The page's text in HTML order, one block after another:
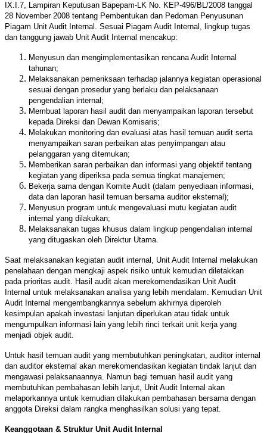
IX.I.7, Lampiran Keputusan Bapepam-LK No. KEP-496/BL/2008 tanggal
28 November 2008 tentang Pembentukan dan Pedoman Penyusunan
Piagam Unit Audit Internal. Sesuai Piagam Audit Internal, lingkup tugas
dan tanggung jawab Unit Audit Internal mencakup:
Menyusun dan mengimplementasikan rencana Audit Internal
tahunan;
Melaksanakan pemeriksaan terhadap jalannya kegiatan operasional
sesuai dengan prosedur yang berlaku dan pelaksanaan
pengendalian internal;
Membuat laporan hasil audit dan menyampaikan laporan tersebut
kepada Direksi dan Dewan Komisaris;
Melakukan monitoring dan evaluasi atas hasil temuan audit serta
menyampaikan saran perbaikan atas penyimpangan atau
pelanggaran yang ditemukan;
Memberikan saran perbaikan dan informasi yang objektif tentang
kegiatan yang diperiksa pada semua tingkat manajemen;
Bekerja sama dengan Komite Audit (dalam penyediaan informasi,
data dan laporan hasil temuan bersama auditor eksternal);
Menyusun program untuk mengevaluasi mutu kegiatan audit
internal yang dilakukan;
Melaksanakan tugas khusus dalam lingkup pengendalian internal
yang ditugaskan oleh Direktur Utama.
Saat melaksanakan kegiatan audit internal, Unit Audit Internal melakukan
penelahaan dengan mengkaji aspek risiko untuk kemudian diletakkan
pada prioritas audit. Hasil audit akan merekomendasikan Unit Audit
Internal untuk melaksanakan analisa yang lebih mendalam. Kemudian Unit
Audit Internal mengembangkannya sebelum akhirnya diperoleh
kesimpulan apakah investasi lanjutan diperlukan atau tidak untuk
mengumpulkan informasi lain yang lebih rinci terkait unit kerja yang
menjadi objek audit.
Untuk hasil temuan audit yang membutuhkan peningkatan, auditor internal
dan auditor eksternal akan merekomendasikan kegiatan tindak lanjut dan
mengawasi pelaksanaannya. Namun bagi temuan hasil audit yang
membutuhkan pembahasan lebih lanjut, Unit Audit Internal akan
melaporkannya untuk kemudian dilakukan pembahasan bersama dengan
anggota Direksi dalam rangka menghasilkan solusi yang tepat.
Keanggotaan & Struktur Unit Audit Internal